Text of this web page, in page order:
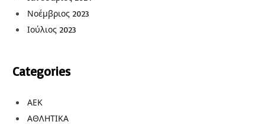
Νοέμβριος 2023
Ιούλιος 2023
Categories
ΑΕΚ
ΑΘΛΗΤΙΚΑ